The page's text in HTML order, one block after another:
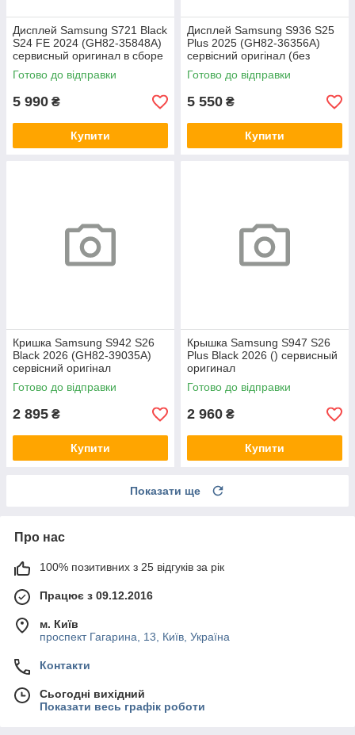
Дисплей Samsung S721 Black
S24 FE 2024 (GH82-35848A)
сервисный оригинал в сборе
с рамкой
Готово до відправки
5 990 ₴
Купити
Дисплей Samsung S936 S25
Plus 2025 (GH82-36356A)
сервісний оригінал (без
рамки)
Готово до відправки
5 550 ₴
Купити
Кришка Samsung S942 S26
Black 2026 (GH82-39035A)
сервісний оригінал
Готово до відправки
2 895 ₴
Купити
Крышка Samsung S947 S26
Plus Black 2026 () сервисный
оригинал
Готово до відправки
2 960 ₴
Купити
Показати ще
Про нас
100% позитивних з 25 відгуків за рік
Працює з 09.12.2016
м. Київ
проспект Гагарина, 13, Київ, Україна
Контакти
Сьогодні вихідний
Показати весь графік роботи